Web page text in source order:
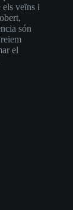
els veïns i
són
el